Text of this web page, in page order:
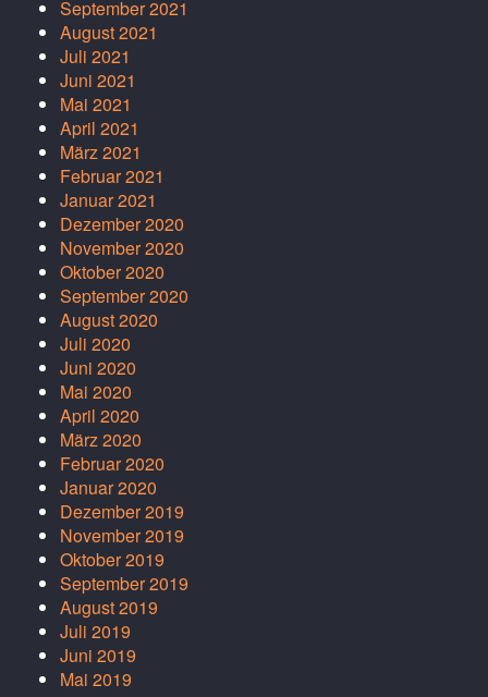
September 2021
August 2021
Juli 2021
Juni 2021
Mai 2021
April 2021
März 2021
Februar 2021
Januar 2021
Dezember 2020
November 2020
Oktober 2020
September 2020
August 2020
Juli 2020
Juni 2020
Mai 2020
April 2020
März 2020
Februar 2020
Januar 2020
Dezember 2019
November 2019
Oktober 2019
September 2019
August 2019
Juli 2019
Juni 2019
Mai 2019